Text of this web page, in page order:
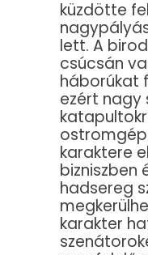
küzdötte
lett. A
csúcsán
háborúkat
ezért nagy
karaktere
bizniszben
hadsereg
karakter